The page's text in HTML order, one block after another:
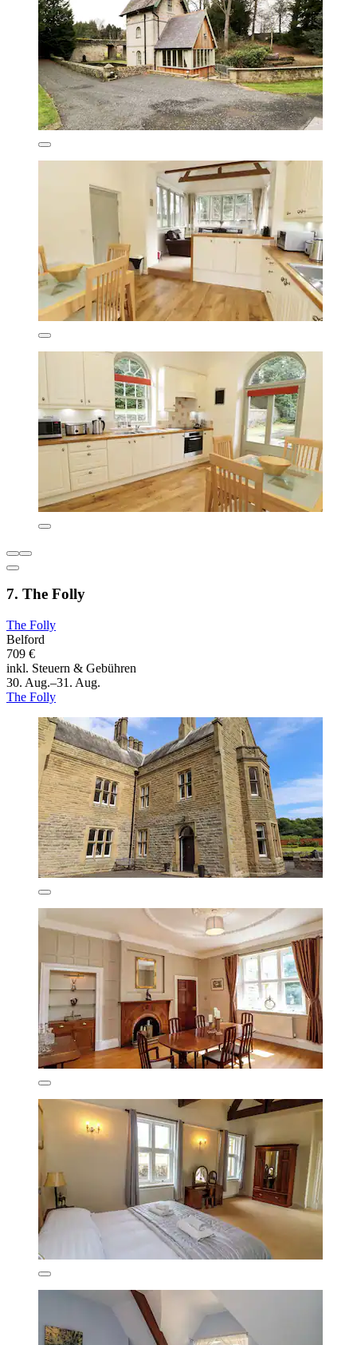
7. The Folly
The Folly
Belford
709 €
inkl. Steuern & Gebühren
30. Aug.–31. Aug.
The Folly